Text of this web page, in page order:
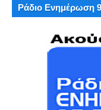
Ράδιο Ενημέρωση